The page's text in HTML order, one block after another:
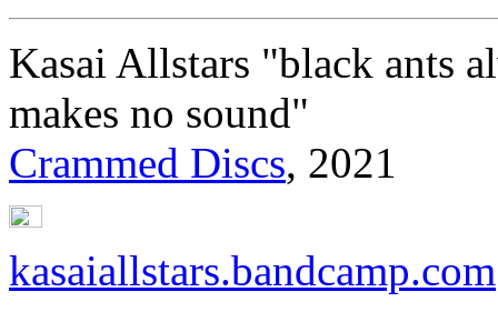
Kasai Allstars "black ants
makes no sound"
Crammed Discs, 2021
kasaiallstars.bandcamp.com